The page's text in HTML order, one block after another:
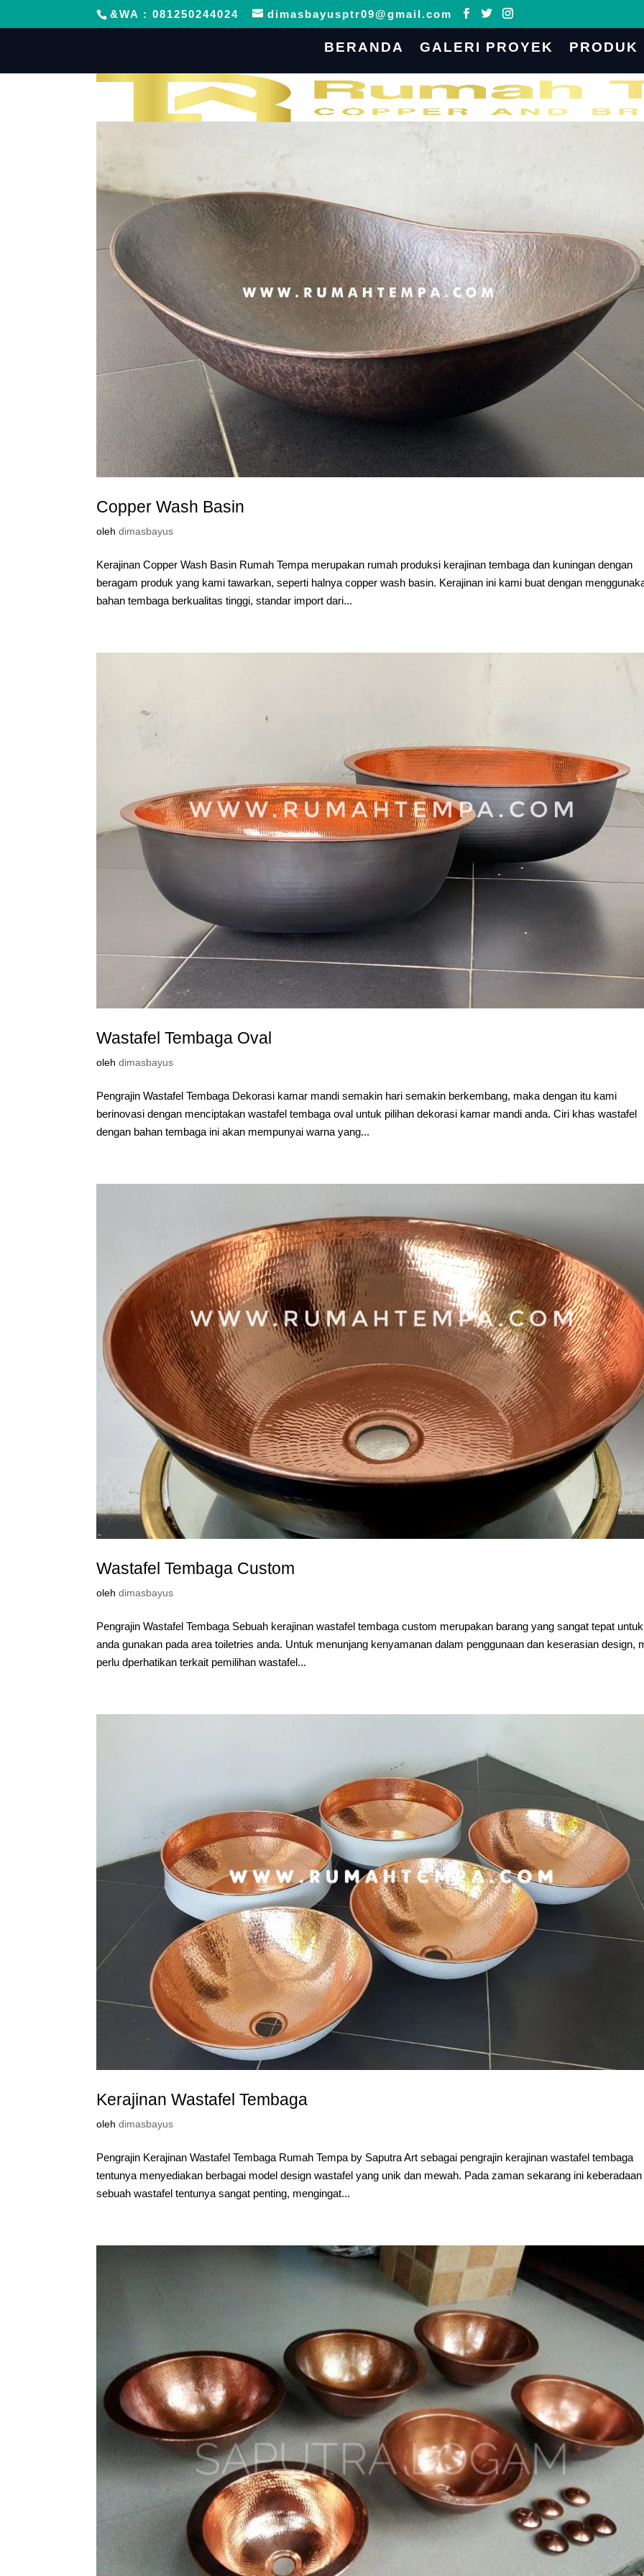
&WA : 081250244024 dimasbayusptr09@gmail.com
BERANDA GALERI PROYEK PRODUK
Copper Wash Basin
olehdimasbayus
Kerajinan Copper Wash Basin Rumah Tempa merupakan rumah produksi kerajinan tembaga dan kuningan dengan
beragam produk yang kami tawarkan, seperti halnya copper wash basin. Kerajinan ini kami buat dengan
bahan tembaga berkualitas tinggi, standar import dari...
Wastafel Tembaga Oval
olehdimasbayus
Pengrajin Wastafel Tembaga Dekorasi kamar mandi semakin hari semakin berkembang, maka dengan itu kami
berinovasi dengan menciptakan wastafel tembaga oval untuk pilihan dekorasi kamar mandi anda. Ciri khas wastafel
dengan bahan tembaga ini akan mempunyai warna yang...
Wastafel Tembaga Custom
olehdimasbayus
Pengrajin Wastafel Tembaga Sebuah kerajinan wastafel tembaga custom merupakan barang yang sangat tepat untuk
anda gunakan pada area toiletries anda. Untuk menunjang kenyamanan dalam penggunaan dan keserasian design,
perlu dperhatikan terkait pemilihan wastafel...
Kerajinan Wastafel Tembaga
olehdimasbayus
Pengrajin Kerajinan Wastafel Tembaga Rumah Tempa by Saputra Art sebagai pengrajin kerajinan wastafel tembaga
tentunya menyediakan berbagai model design wastafel yang unik dan mewah. Pada zaman sekarang ini keberadaan
sebuah wastafel tentunya sangat penting, mengingat...